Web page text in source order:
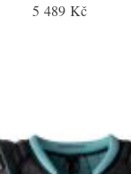
5 489 Kč